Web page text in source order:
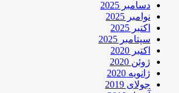
دسامبر 2025
نوامبر 2025
اکتبر 2025
سپتامبر 2025
اکتبر 2020
ژوئن 2020
ژانویه 2020
جولای 2019